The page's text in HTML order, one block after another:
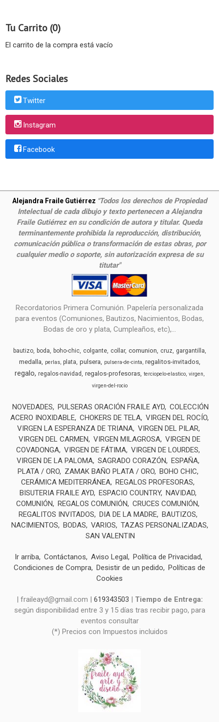
Tu Carrito (0)
El carrito de la compra está vacío
Redes Sociales
Twitter
Instagram
Facebook
Alejandra Fraile Gutiérrez "Todos los derechos de Propiedad
Intelectual de cada dibujo y texto pertenecen a Alejandra
Fraile Gutiérrez en su condición de autora y titular. Queda
terminantemente prohibida la reproducción, distribución,
comunicación pública o transformación de estas obras, por
cualquier medio o soporte, sin autorización expresa de su
titutar"
Recordatorios Primera Comunión. Papelería personalizada
para eventos (Comuniones, Bautizos, Nacimientos, Bodas,
Bodas de oro y plata, Cumpleaños, etc),...
bautizo boda boho-chic colgante collar comunion cruz gargantilla
medalla perlas plata pulsera pulsera-de-cinta regalitos-invitados
regalo regalos-navidad regalos-profesoras terciopelo-elastico virgen
virgen-del-rocio
NOVEDADES PULSERAS ORACIÓN FRAILE AYD COLECCIÓN
ACERO INOXIDABLE CHOKERS DE TELA VIRGEN DEL ROCÍO
VIRGEN LA ESPERANZA DE TRIANA VIRGEN DEL PILAR
VIRGEN DEL CARMEN
VIRGEN MILAGROSA VIRGEN DE
COVADONGA VIRGEN DE FÁTIMA VIRGEN DE LOURDES
VIRGEN DE LA PALOMA SAGRADO CORAZÓN
ESPAÑA
PLATA / ORO
ZAMAK BAÑO PLATA / ORO
BOHO CHIC
CERÁMICA MEDITERRÁNEA
REGALOS PROFESORAS
BISUTERIA FRAILE AYD
ESPACIO COUNTRY
NAVIDAD
COMUNIÓN
REGALOS COMUNIÓN
CRUCES COMUNIÓN
REGALITOS INVITADOS
DIA DE LA MADRE
BAUTIZOS
NACIMIENTOS
BODAS VARIOS
TAZAS PERSONALIZADAS
SAN VALENTIN
Ir arriba Contáctanos Aviso Legal
Política de Privacidad
Condiciones de Compra
Desistir de un pedido
Políticas de
Cookies
| fraileayd@gmail.com | 619343503
Tiempo de Entrega:
según disponibilidad entre 3 y 15 días tras recibir pago, para
eventos consultar
(*) Precios con Impuestos incluidos